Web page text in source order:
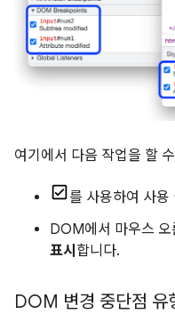
여기에서 다음 작업을 할
를 사용하여 사용
DOM에서 마우스
표시 합니다.
DOM 변경 중단점 유